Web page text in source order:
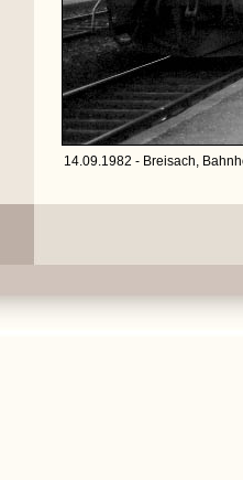
14.09.1982 - Breisach,